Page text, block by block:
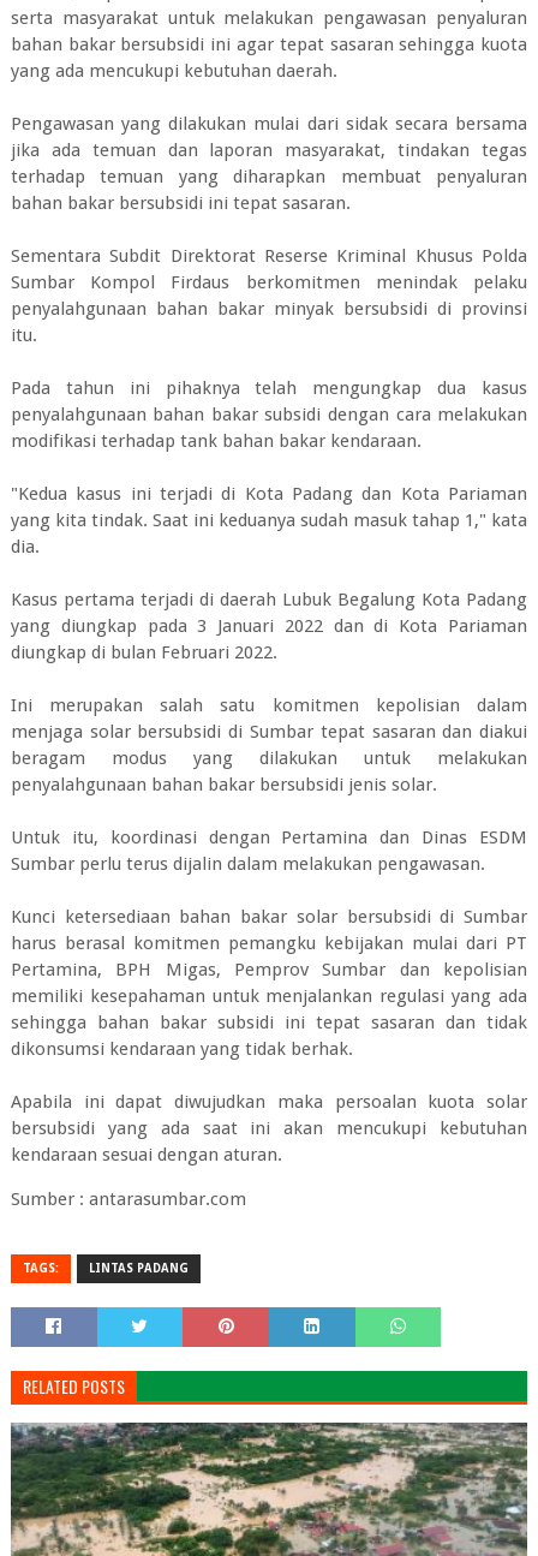
serta masyarakat untuk melakukan pengawasan penyaluran
bahan bakar bersubsidi ini agar tepat sasaran sehingga kuota
yang ada mencukupi kebutuhan daerah.
Pengawasan yang dilakukan mulai dari sidak secara bersama
jika ada temuan dan laporan masyarakat, tindakan tegas
terhadap temuan yang diharapkan membuat penyaluran
bahan bakar bersubsidi ini tepat sasaran.
Sementara Subdit Direktorat Reserse Kriminal Khusus Polda
Sumbar Kompol Firdaus berkomitmen menindak pelaku
penyalahgunaan bahan bakar minyak bersubsidi di provinsi
itu.
Pada tahun ini pihaknya telah mengungkap dua kasus
penyalahgunaan bahan bakar subsidi dengan cara melakukan
modifikasi terhadap tank bahan bakar kendaraan.
"Kedua kasus ini terjadi di Kota Padang dan Kota Pariaman
yang kita tindak. Saat ini keduanya sudah masuk tahap 1," kata
dia.
Kasus pertama terjadi di daerah Lubuk Begalung Kota Padang
yang diungkap pada 3 Januari 2022 dan di Kota Pariaman
diungkap di bulan Februari 2022.
Ini merupakan salah satu komitmen kepolisian dalam
menjaga solar bersubsidi di Sumbar tepat sasaran dan diakui
beragam modus yang dilakukan untuk melakukan
penyalahgunaan bahan bakar bersubsidi jenis solar.
Untuk itu, koordinasi dengan Pertamina dan Dinas ESDM
Sumbar perlu terus dijalin dalam melakukan pengawasan.
Kunci ketersediaan bahan bakar solar bersubsidi di Sumbar
harus berasal komitmen pemangku kebijakan mulai dari PT
Pertamina, BPH Migas, Pemprov Sumbar dan kepolisian
memiliki kesepahaman untuk menjalankan regulasi yang ada
sehingga bahan bakar subsidi ini tepat sasaran dan tidak
dikonsumsi kendaraan yang tidak berhak.
Apabila ini dapat diwujudkan maka persoalan kuota solar
bersubsidi yang ada saat ini akan mencukupi kebutuhan
kendaraan sesuai dengan aturan.
Sumber : antarasumbar.com
TAGS: LINTAS PADANG
RELATED POSTS